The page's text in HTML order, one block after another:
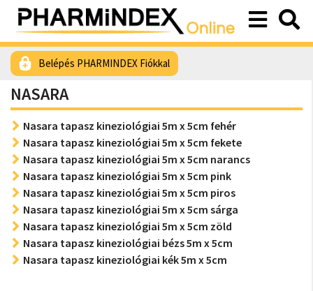
Belépés PHARMINDEX Fiókkal
NASARA
Nasara tapasz kineziológiai 5m x 5cm fehér
Nasara tapasz kineziológiai 5m x 5cm fekete
Nasara tapasz kineziológiai 5m x 5cm narancs
Nasara tapasz kineziológiai 5m x 5cm pink
Nasara tapasz kineziológiai 5m x 5cm piros
Nasara tapasz kineziológiai 5m x 5cm sárga
Nasara tapasz kineziológiai 5m x 5cm zöld
Nasara tapasz kineziológiai bézs 5m x 5cm
Nasara tapasz kineziológiai kék 5m x 5cm